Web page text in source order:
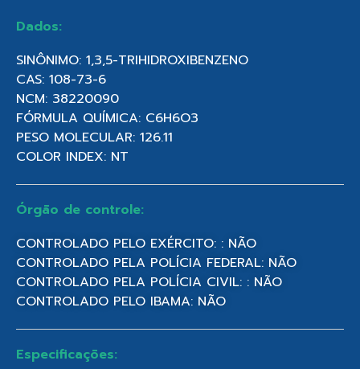
Dados:
SINÔNIMO: 1,3,5-TRIHIDROXIBENZENO
CAS: 108-73-6
NCM: 38220090
FÓRMULA QUÍMICA: C6H6O3
PESO MOLECULAR: 126.11
COLOR INDEX: NT
Órgão de controle:
CONTROLADO PELO EXÉRCITO: : NÃO
CONTROLADO PELA POLÍCIA FEDERAL: NÃO
CONTROLADO PELA POLÍCIA CIVIL: : NÃO
CONTROLADO PELO IBAMA: NÃO
Especificações: